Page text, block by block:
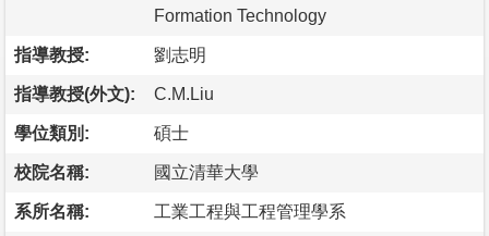
Formation Technology
指導教授: 劉志明
指導教授(外文): C.M.Liu
學位類別: 碩士
校院名稱: 國立清華大學
系所名稱: 工業工程與工程管理學系